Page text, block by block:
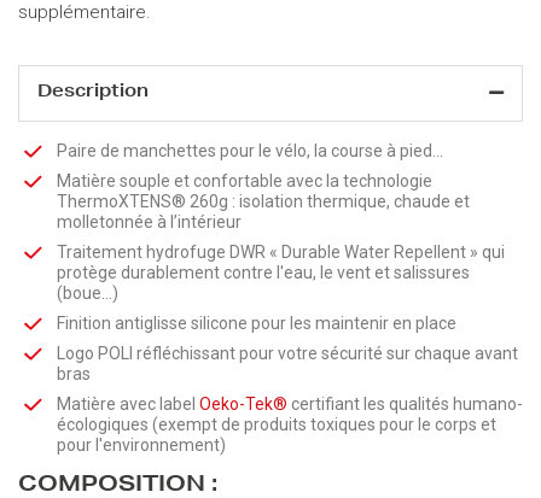
supplémentaire.
Description
Paire de manchettes pour le vélo, la course à pied...
Matière souple et confortable avec la technologie
ThermoXTENS® 260g : isolation thermique, chaude et
molletonnée à l’intérieur
Traitement hydrofuge DWR « Durable Water Repellent » qui
protège durablement contre l'eau, le vent et salissures
(boue...)
Finition antiglisse silicone pour les maintenir en place
Logo POLI réfléchissant pour votre sécurité sur chaque avant
bras
Matière avec label Oeko-Tek® certifiant les qualités humano-
écologiques (exempt de produits toxiques pour le corps et
pour l'environnement)
COMPOSITION :